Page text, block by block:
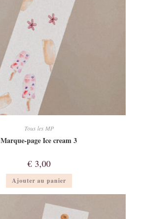
Tous les MP
Marque-page Ice cream 3
€3,00
Ajouter au panier